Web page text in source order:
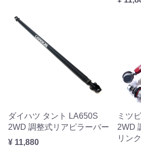
ダイハツ タント LA650S
2WD 調整式リアピラーバー
¥ 11,880
ミツ
2WD
リンク